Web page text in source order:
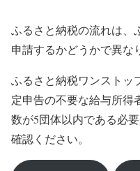
ふるさと納税の流れは、
申請するかどうかで異な
ふるさと納税ワンストッ
定申告の不要な給与所得
数が5団体以内である必
確認ください。